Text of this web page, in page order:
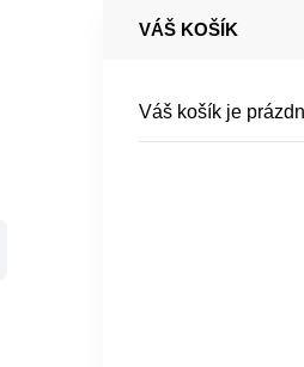
VÁŠ KOŠÍK
Váš košík je